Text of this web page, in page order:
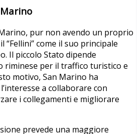
pur non avendo un proprio
come il suo principale
Il piccolo Stato dipende
riminese per il traffico turistico e
motivo, San Marino ha
a collaborare con
i collegamenti e migliorare
prevede una maggiore